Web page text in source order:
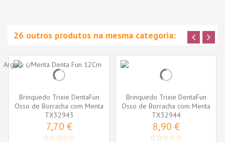
26 outros produtos na mesma categoria:
Brinquedo Trixie DentaFun
Osso de Borracha com Menta
11cm...
TX32943
7,70 €
Brinquedo Trixie DentaFun
Osso de Borracha com Menta
15cm...
TX32944
8,90 €